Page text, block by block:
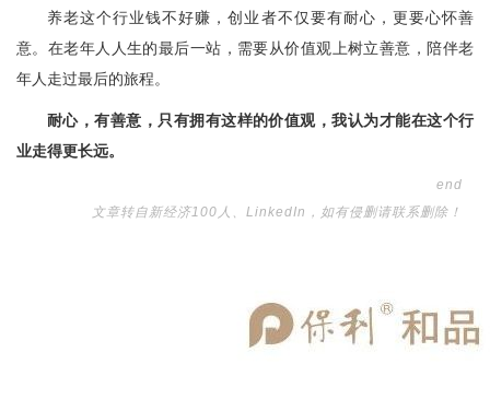
养老这个行业钱不好赚，创业者不仅要有耐心，更要心怀善
意。在老年人人生的最后一站，需要从价值观上树立善意，陪伴老
年人走过最后的旅程。
耐心，有善意，只有拥有这样的价值观，我认为才能在这个行
业走得更长远。
end
文章转自新经济100人、LinkedIn，如有侵删请联系删除！